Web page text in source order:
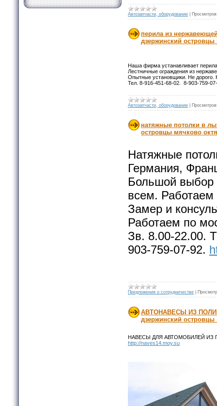
Автозапчасти, оборудование
перила из
дзержинский
Наша фирма устанавливает
Лестничные ограждения из
Опытные установщики. Не дорого.
Тел. 8-916-451-68-02. 8-903-759-
Автозапчасти, оборудование
натяжные потолки в
островцы мячково
Натяжные
Германия,
Большой выбор
всем. Работаем
Замер и
Работаем по
Зв. 8.00-22.00.
903-759-07-92.
Предложения о сотрудничестве
АВТОНАВЕСЫ ИЗ
дзержинский
НАВЕСЫ ДЛЯ АВТОМОБИЛЕЙ ИЗ
http://naves14.moy.su